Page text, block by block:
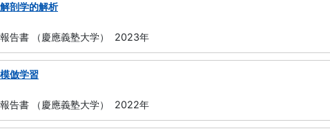
剖学的解析
告書 （慶應義塾大学） 2023年
倣学習
告書 （慶應義塾大学） 2022年